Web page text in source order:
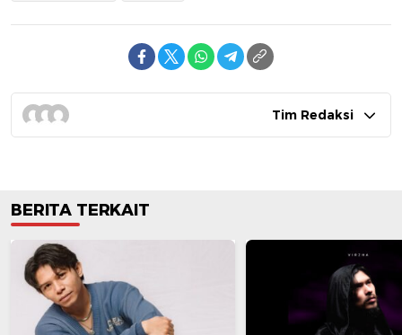
Tim Redaksi
BERITA TERKAIT